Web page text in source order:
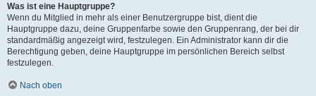
Was ist eine Hauptgruppe?
Wenn du Mitglied in mehr als einer Benutzergruppe bist, dient die
Hauptgruppe dazu, deine Gruppenfarbe sowie den Gruppenrang, der bei dir
standardmäßig angezeigt wird, festzulegen. Ein Administrator kann dir die
Berechtigung geben, deine Hauptgruppe im persönlichen Bereich selbst
festzulegen.
Nach oben